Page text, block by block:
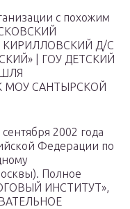
с похожим
КИРИЛЛОВСКИЙ Д/С
| ГОУ ДЕТСКИЙ
МОУ САНТЫРСКОЙ
2002 года
Федерации по
Полное
ИНСТИТУТ»,